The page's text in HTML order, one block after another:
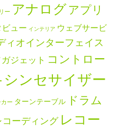
ー アナログアプリ
ュー インテリア ウェブサービ
ィオインターフェイス
ガジェット コントロー
シンセサイザー
ー ターンテーブル ドラム
コーディング レコー